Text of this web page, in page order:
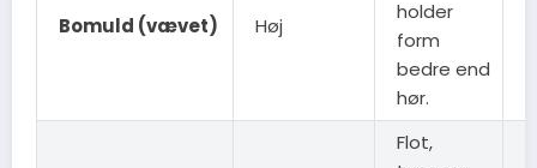
Bomuld (vævet) Høj
holder
form
bedre end
hør.
Flot,